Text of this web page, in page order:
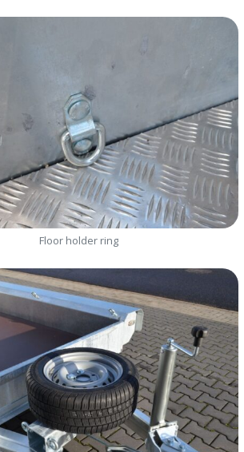
Floor holder ring